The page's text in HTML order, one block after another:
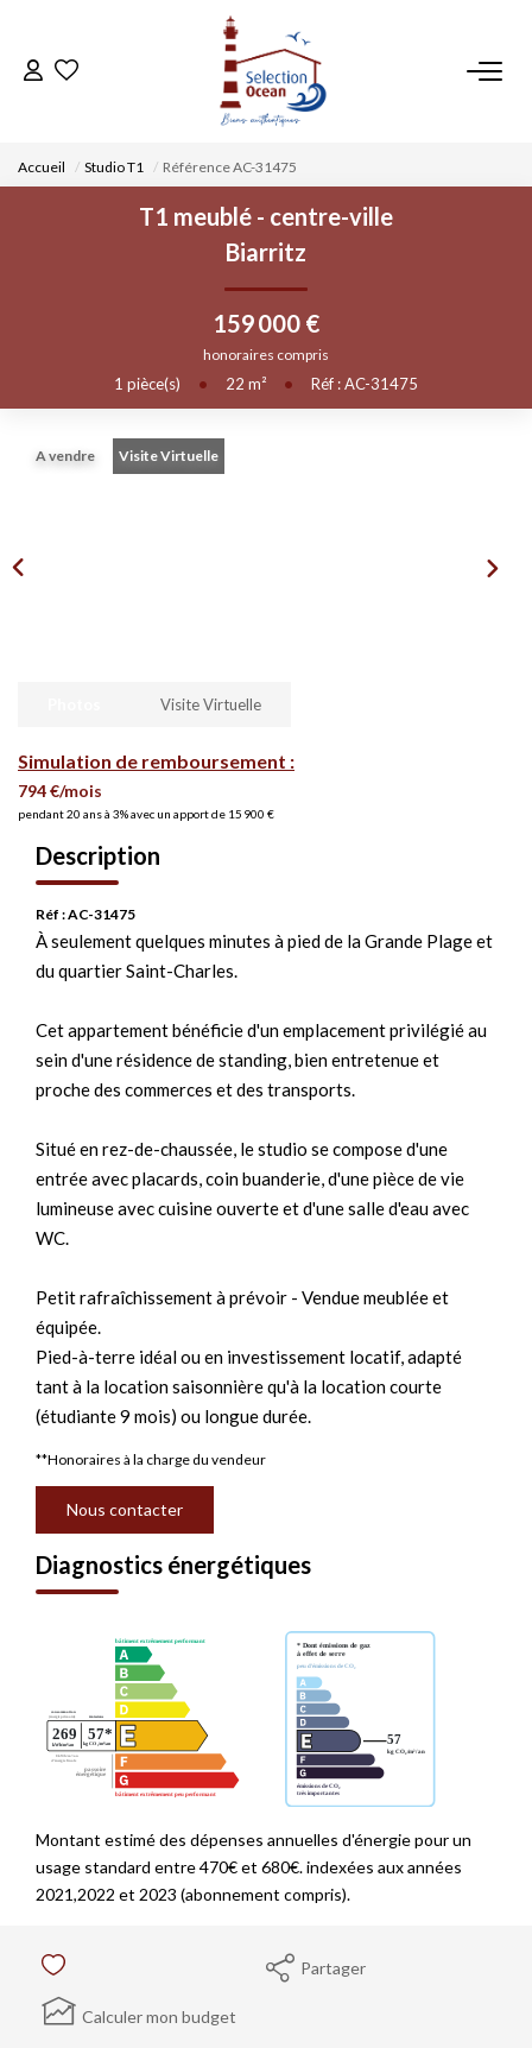
ACCUEIL
NOS BIENS
VENDRE UN BIEN
DÉPOSEZ VOTRE RECHERCHE
NOUS REJOINDRE
CONTACT
Accueil Studio T1 Référence AC-31475
T1 meublé - centre-ville
Biarritz
159 000 €
honoraires compris
1 pièce(s) • 22 m² • Réf : AC-31475
A vendre Visite Virtuelle
Simulation de remboursement :
794 €/mois
pendant 20 ans à 3% avec un apport de 15 900 €
Visite Virtuelle
Description
Réf : AC-31475
À seulement quelques minutes à pied de la Grande Plage et
du quartier Saint-Charles.
Cet appartement bénéficie d'un emplacement privilégié au
sein d'une résidence de standing, bien entretenue et
proche des commerces et des transports.
Situé en rez-de-chaussée, le studio se compose d'une
entrée avec placards, coin buanderie, d'une pièce de vie
lumineuse avec cuisine ouverte et d'une salle d'eau avec
WC.
Petit rafraîchissement à prévoir - Vendue meublée et
équipée.
Pied-à-terre idéal ou en investissement locatif, adapté
tant à la location saisonnière qu'à la location courte
(étudiante 9 mois) ou longue durée.
**Honoraires à la charge du vendeur
Nous contacter
Diagnostics énergétiques
Montant estimé des dépenses annuelles d'énergie pour un
usage standard entre 470€ et 680€. indexées aux années
2021,2022 et 2023 (abonnement compris).
Partager
Calculer mon budget